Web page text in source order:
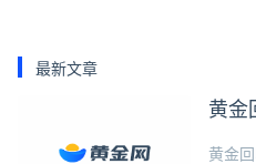
最新文章
黄金
黄金